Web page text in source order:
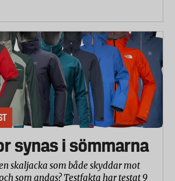
synas i sömmarna
skaljacka som både skyddar mot
som andas? Testfakta har testat 9